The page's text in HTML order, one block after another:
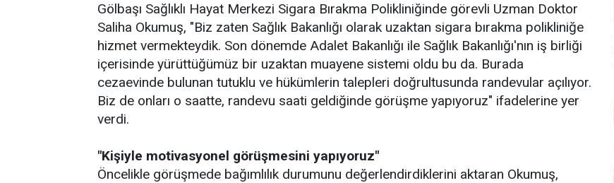
Gölbaşı Sağlıklı Hayat Merkezi Sigara Bırakma Polikliniğinde görevli Uzman Doktor
Saliha Okumuş, "Biz zaten Sağlık Bakanlığı olarak uzaktan sigara bırakma polikliniğe
hizmet vermekteydik. Son dönemde Adalet Bakanlığı ile Sağlık Bakanlığı'nın iş birliği
içerisinde yürüttüğümüz bir uzaktan muayene sistemi oldu bu da. Burada
cezaevinde bulunan tutuklu ve hükümlerin talepleri doğrultusunda randevular açılıyor.
Biz de onları o saatte, randevu saati geldiğinde görüşme yapıyoruz" ifadelerine yer
verdi.
"Kişiyle motivasyonel görüşmesini yapıyoruz"
Öncelikle görüşmede bağımlılık durumunu değerlendirdiklerini aktaran Okumuş,